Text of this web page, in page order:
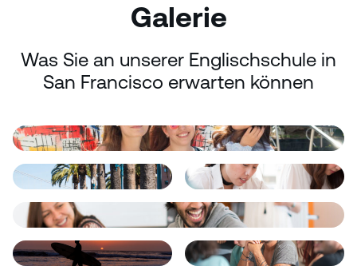
Galerie
Was Sie an unserer Englischschule in
San Francisco erwarten können